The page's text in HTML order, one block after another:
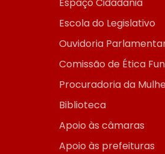
Espaço Cidadania
Escola do Legislativo
Ouvidoria
Comissão de Ética
Procuradoria da
Biblioteca
Apoio às câmaras
Apoio às prefeituras